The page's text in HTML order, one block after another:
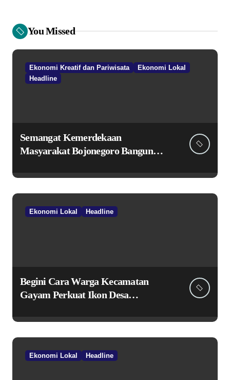
You Missed
Ekonomi Kreatif dan Pariwisata
Ekonomi Lokal
Headline
Semangat Kemerdekaan
Masyarakat Bojonegoro Bangun
Ekonomi Lokal Headline
Begini Cara Warga Kecamatan
Gayam Perkuat Ikon Desa
TPID
Ekonomi Lokal Headline